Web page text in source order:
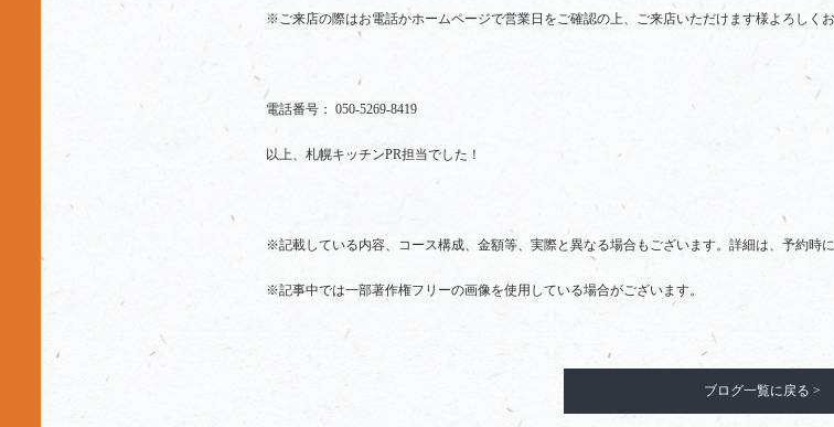
※ご来店の際はお電話かホームページで営業日をご確認の上、ご来店いただけます様よろしくお
電話番号： 050-5269-8419
以上、札幌キッチンPR担当でした！
※記載している内容、コース構成、金額等、実際と異なる場合もございます。詳細は、予約時
※記事中では一部著作権フリーの画像を使用している場合がございます。
ブログ一覧に戻る >